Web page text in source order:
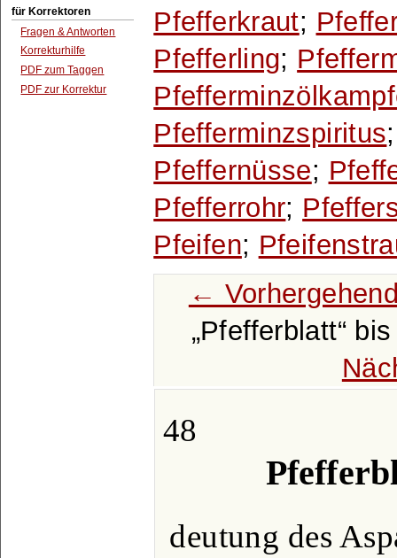
für Korrektoren
Fragen & Antworten
Korrekturhilfe
PDF zum Taggen
PDF zur Korrektur
Pfefferkraut;
Pfefferling;
Pfefferminzspiritus
Pfeffernüsse;
Pfefferrohr;
Pfeifen;
←
Pfefferblatt
48
deutung des